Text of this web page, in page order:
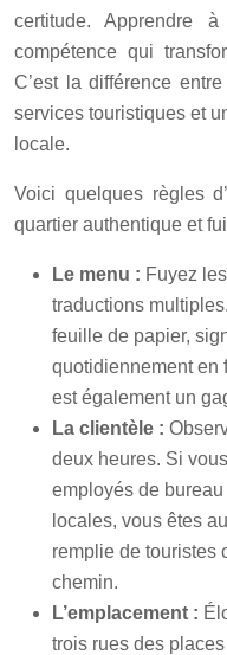
certitude. Apprendre
compétence qui
C’est la différence
services touristiques et
locale.
Voici quelques règles
quartier authentique et
Le menu : Fuyez
traductions
feuille de papier,
quotidiennement en
est également un
La clientèle :
deux heures. Si
employés de
locales, vous êtes
remplie de touristes
chemin.
L’emplacement :
trois rues des